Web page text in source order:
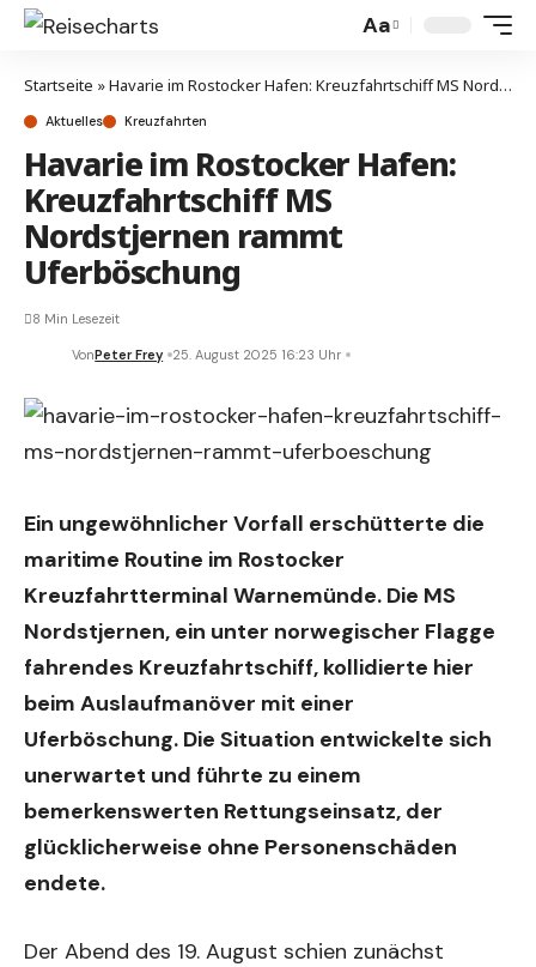
Aa
Startseite »Havarie im Rostocker Hafen: Kreuzfahrtschiff MS Nordstjernen rammt Uferböschung
Aktuelles Kreuzfahrten
Havarie im Rostocker Hafen:
Kreuzfahrtschiff MS
Nordstjernen rammt
Uferböschung
VonPeter Frey 25. August 2025 16:23 Uhr
8 Min Lesezeit
Ein ungewöhnlicher Vorfall erschütterte die
maritime Routine im Rostocker
Kreuzfahrtterminal Warnemünde. Die MS
Nordstjernen, ein unter norwegischer Flagge
fahrendes Kreuzfahrtschiff, kollidierte hier
beim Auslaufmanöver mit einer
Uferböschung. Die Situation entwickelte sich
unerwartet und führte zu einem
bemerkenswerten Rettungseinsatz, der
glücklicherweise ohne Personenschäden
endete.
Der Abend des 19. August schien zunächst